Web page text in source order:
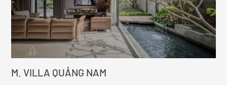
M. VILLA QUẢNG NAM